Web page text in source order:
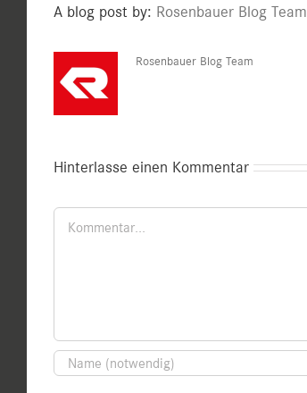
A blog post by: Rosenbauer Blog Team
Rosenbauer Blog Team
Hinterlasse einen Kommentar
Kommentar